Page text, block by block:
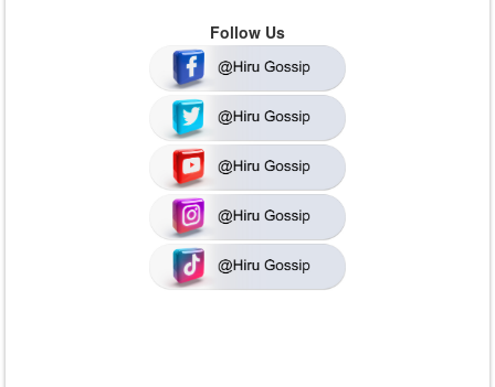
Follow Us